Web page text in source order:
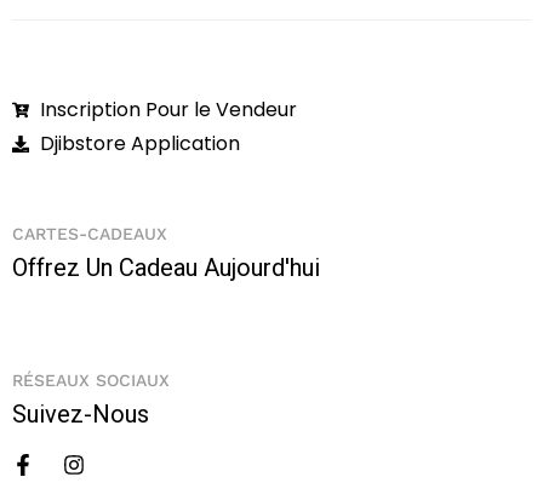
Inscription Pour le Vendeur
Djibstore Application
CARTES-CADEAUX
Offrez Un Cadeau Aujourd'hui
RÉSEAUX SOCIAUX
Suivez-Nous